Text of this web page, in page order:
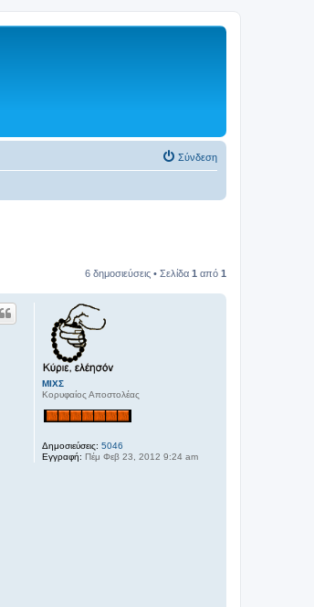
Σύνδεση
6 δημοσιεύσεις • Σελίδα 1 από 1
ΜΙΧΣ
Κορυφαίος Αποστολέας
Δημοσιεύσεις: 5046
Εγγραφή: Πέμ Φεβ 23, 2012 9:24 am